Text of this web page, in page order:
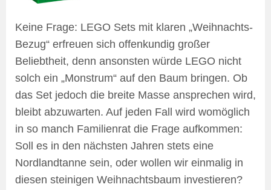
Keine Frage: LEGO Sets mit klaren „Weihnachts-
Bezug“ erfreuen sich offenkundig großer
Beliebtheit, denn ansonsten würde LEGO nicht
solch ein „Monstrum“ auf den Baum bringen. Ob
das Set jedoch die breite Masse ansprechen wird,
bleibt abzuwarten. Auf jeden Fall wird womöglich
in so manch Familienrat die Frage aufkommen:
Soll es in den nächsten Jahren stets eine
Nordlandtanne sein, oder wollen wir einmalig in
diesen steinigen Weihnachtsbaum investieren?